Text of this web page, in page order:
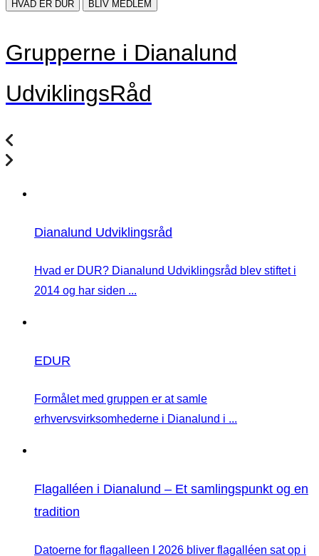
HVAD ER DUR BLIV MEDLEM
Grupperne i Dianalund
UdviklingsRåd
Dianalund Udviklingsråd
Hvad er DUR? Dianalund Udviklingsråd blev stiftet i
2014 og har siden ...
EDUR
Formålet med gruppen er at samle
erhvervsvirksomhederne i Dianalund i ...
Flagalléen i Dianalund – Et samlingspunkt og en
tradition
Datoerne for flagalleen I 2026 bliver flagalléen sat op i